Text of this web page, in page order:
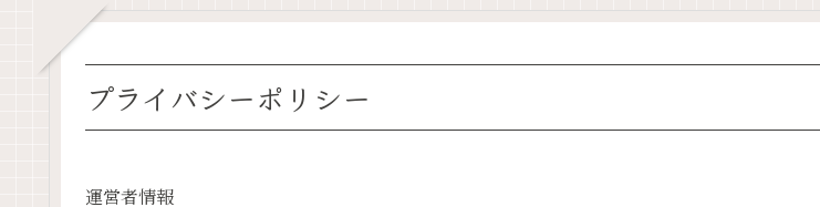
プライバシーポリシー
運営者情報